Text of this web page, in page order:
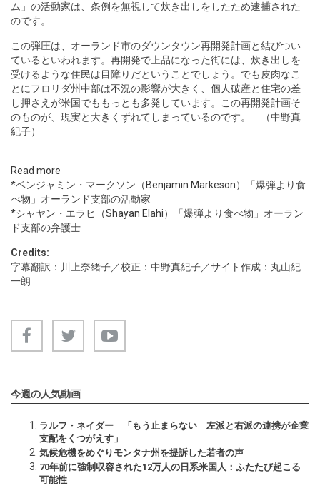
ム」の活動家は、条例を無視して炊き出しをしたため逮捕された
のです。
この弾圧は、オーランド市のダウンタウン再開発計画と結びつい
ているといわれます。再開発で上品になった街には、炊き出しを
受けるような住民は目障りだということでしょう。でも皮肉なこ
とにフロリダ州中部は不況の影響が大きく、個人破産と住宅の差
し押さえが米国でももっとも多発しています。この再開発計画そ
のものが、現実と大きくずれてしまっているのです。 （中野真
紀子）
Read more
*ベンジャミン・マークソン（ Benjamin Markeson）「爆弾より食
べ物」オーランド支部の活動家
*シャヤン・エラヒ（Shayan Elahi）「爆弾より食べ物」オーラン
ド支部の弁護士
Credits:
字幕翻訳：川上奈緒子／校正：中野真紀子／サイト作成：丸山紀
一朗
今週の人気動画
ラルフ・ネイダー 「もう止まらない 左派と右派の連携が企業
支配をくつがえす」
気候危機をめぐりモンタナ州を提訴した若者の声
70年前に強制収容された12万人の日系米国人：ふたたび起こる
可能性